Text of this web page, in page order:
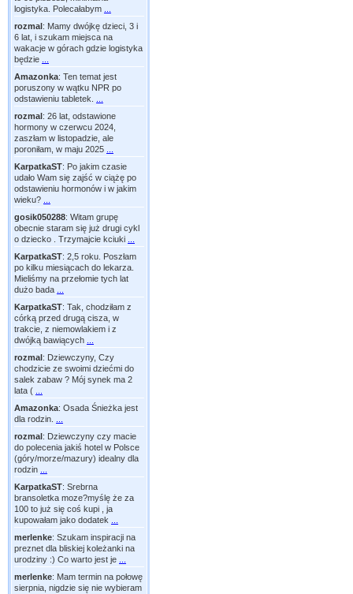
logistyka. Polecałabym
rozmal: Mamy dwójkę dzieci, 3 i
6 lat, i szukam miejsca na
wakacje w górach gdzie logistyka
będzie
Amazonka: Ten temat jest
poruszony w wątku NPR po
odstawieniu tabletek.
rozmal: 26 lat, odstawione
hormony w czerwcu 2024,
zaszłam w listopadzie, ale
poroniłam, w maju 2025
KarpatkaST: Po jakim czasie
udało Wam się zajść w ciążę po
odstawieniu hormonów i w jakim
wieku?
gosik050288: Witam grupę
obecnie staram się już drugi cykl
o dziecko . Trzymajcie kciuki
KarpatkaST: 2,5 roku. Poszłam
po kilku miesiącach do lekarza.
Mieliśmy na przełomie tych lat
dużo bada
KarpatkaST: Tak, chodziłam z
córką przed drugą cisza, w
trakcie, z niemowlakiem i z
dwójką bawiących
rozmal: Dziewczyny, Czy
chodzicie ze swoimi dziećmi do
salek zabaw ? Mój synek ma 2
lata (
Amazonka: Osada Śnieżka jest
dla rodzin.
rozmal: Dziewczyny czy macie
do polecenia jakiś hotel w Polsce
(góry/morze/mazury) idealny dla
rodzin
KarpatkaST: Srebrna
bransoletka moze?myślę że za
100 to już się coś kupi , ja
kupowałam jako dodatek
merlenke: Szukam inspiracji na
preznet dla bliskiej koleżanki na
urodziny :) Co warto jest je
merlenke: Mam termin na połowę
sierpnia, nigdzie się nie wybieram